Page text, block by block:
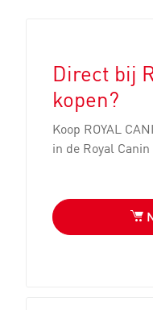
Direct bij
kopen?
Koop ROYAL
in de Royal